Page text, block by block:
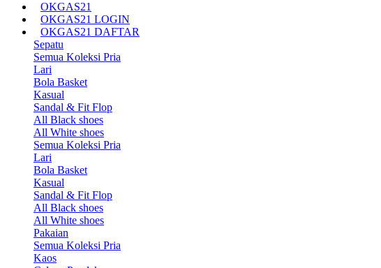
OKGAS21
OKGAS21 LOGIN
OKGAS21 DAFTAR
Sepatu
Semua Koleksi Pria
Lari
Bola Basket
Kasual
Sandal & Fit Flop
All Black shoes
All White shoes
Semua Koleksi Pria
Lari
Bola Basket
Kasual
Sandal & Fit Flop
All Black shoes
All White shoes
Pakaian
Semua Koleksi Pria
Kaos